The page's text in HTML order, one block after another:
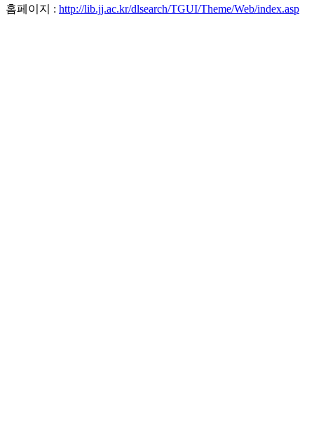
홈페이지 : http://lib.jj.ac.kr/dlsearch/TGUI/Theme/Web/index.asp